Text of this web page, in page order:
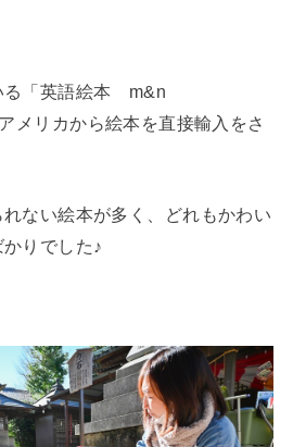
る「英語絵本 m&n
メリカから絵本を直接輸入をさ
ない絵本が多く、どれもかわい
りでした♪